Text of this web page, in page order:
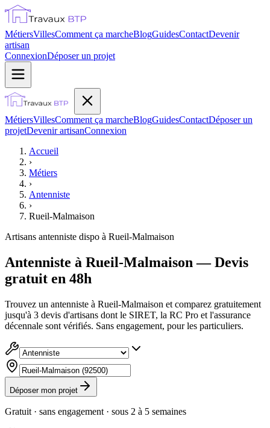
MétiersVillesComment ça marcheBlogGuidesContactDevenir
artisan
ConnexionDéposer un projet
MétiersVillesComment ça marcheBlogGuidesContactDéposer un
projetDevenir artisanConnexion
Accueil
›
Métiers
›
Antenniste
›
Rueil-Malmaison
Artisans antenniste dispo à Rueil-Malmaison
Antenniste à Rueil-Malmaison — Devis
gratuit en 48h
Trouvez un antenniste à Rueil-Malmaison et comparez gratuitement
jusqu'à 3 devis d'artisans dont le SIRET, la RC Pro et l'assurance
décennale sont vérifiés. Sans engagement, pour les particuliers.
Déposer mon projet
Gratuit · sans engagement · sous 2 à 5 semaines